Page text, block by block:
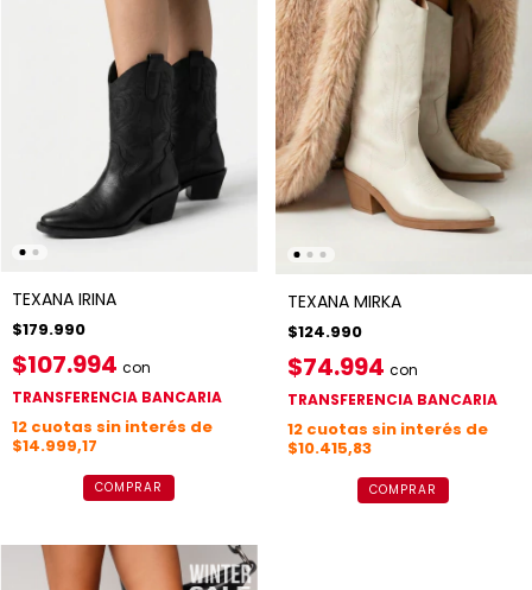
TEXANA IRINA
$179.990
$107.994 con
TRANSFERENCIA BANCARIA
12 cuotas sin interés de
$14.999,17
COMPRAR
TEXANA MIRKA
$124.990
$74.994 con
TRANSFERENCIA BANCARIA
12 cuotas sin interés de
$10.415,83
COMPRAR